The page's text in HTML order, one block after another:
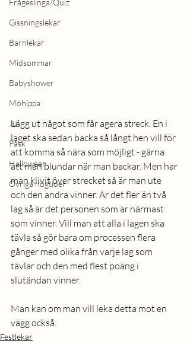
Frågeslinga/Quiz
Gissningslekar
Barnlekar
Midsommar
Babyshower
Möhippa
Jul
Påsk
Halloween
Övriga högtider
Lägg ut något som får agera streck. En i
laget ska sedan backa så långt hen vill för
att komma så nära som möjligt - gärna
att man blundar när man backar. Men har
man klivit över strecket så är man ute
och den andra vinner. Är det fler än två
lag så är det personen som är närmast
som vinner. Vill man att alla i lagen ska
tävla så gör bara om processen flera
gånger med olika från varje lag som
tävlar och den med flest poäng i
slutändan vinner.
Man kan om man vill leka detta mot en
vägg också.
Festlekar